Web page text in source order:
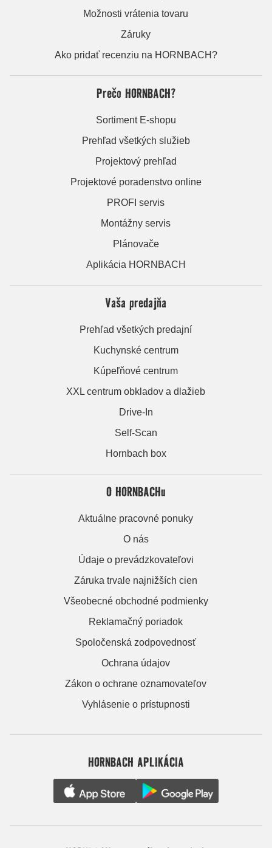
Možnosti vrátenia tovaru
Záruky
Ako pridať recenziu na HORNBACH?
Prečo HORNBACH?
Sortiment E-shopu
Prehľad všetkých služieb
Projektový prehľad
Projektové poradenstvo online
PROFI servis
Montážny servis
Plánovače
Aplikácia HORNBACH
Vaša predajňa
Prehľad všetkých predajní
Kuchynské centrum
Kúpeľňové centrum
XXL centrum obkladov a dlažieb
Drive-In
Self-Scan
Hornbach box
O HORNBACHu
Aktuálne pracovné ponuky
O nás
Údaje o prevádzkovateľovi
Záruka trvale najnižších cien
Všeobecné obchodné podmienky
Reklamačný poriadok
Spoločenská zodpovednosť
Ochrana údajov
Zákon o ochrane oznamovateľov
Vyhlásenie o prístupnosti
HORNBACH APLIKÁCIA